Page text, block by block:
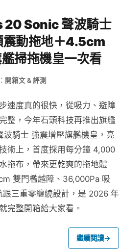
20 Sonic 聲波騎士
震動拖地＋4.5cm
掃拖機皇一次看
開箱文 & 評測
速度真的很快，從吸力、避障
整，今年石頭科技再推出旗艦
騎士 強震增壓旗艦機皇，亮
術上，首度採用每分鐘 4,000
拖布，帶來更乾爽的拖地體
雙門檻越障、36,000Pa 吸
跟三重零纏繞設計，是 2026 年
完整開箱給大家看。
繼續閱讀→